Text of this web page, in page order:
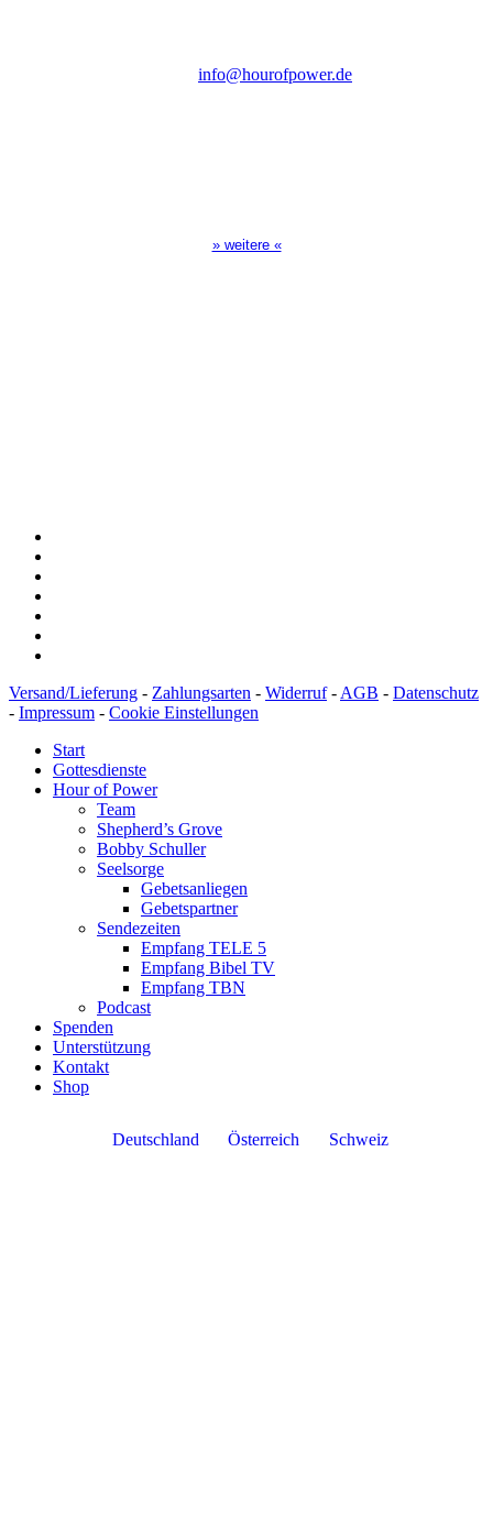
info@hourofpower.de
» weitere «
Versand/Lieferung - Zahlungsarten - Widerruf- AGB - Datenschutz
- Impressum - Cookie Einstellungen
Start
Gottesdienste
Hour of Power
Team
Shepherd’s Grove
Bobby Schuller
Seelsorge
Gebetsanliegen
Gebetspartner
Sendezeiten
Empfang TELE 5
Empfang Bibel TV
Empfang TBN
Podcast
Spenden
Unterstützung
Kontakt
Shop
Deutschland Österreich Schweiz